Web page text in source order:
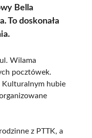
Bella
To doskonała
Wilama
pocztówek.
Kulturalnym hubie
z PTTK, a